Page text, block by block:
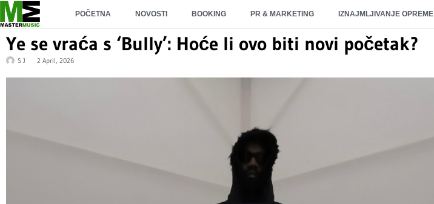
POČETNA NOVOSTI BOOKING PR & MARKETING IZNAJMLJIVANJE OPREME
Ye se vraća s ‘Bully’: Hoće li ovo biti novi početak?
S J 2 April, 2026